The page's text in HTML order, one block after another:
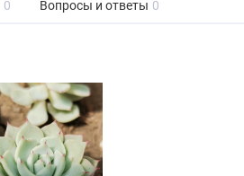
0 Вопросы и ответы 0